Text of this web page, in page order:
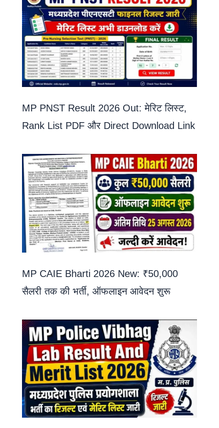
MP PNST Result 2026 Out: मेरिट लिस्ट,
Rank List PDF और Direct Download Link
MP CAIE Bharti 2026 New: ₹50,000
सैलरी तक की भर्ती, ऑफलाइन आवेदन शुरू